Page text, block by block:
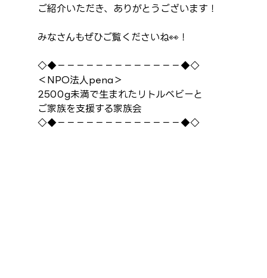
ご紹介いただき、ありがとうございます！
みなさんもぜひご覧くださいね👀！
◇◆－－－－－－－－－－－－－◆◇
＜NPO法人pena＞
2500g未満で生まれたリトルベビーと
ご家族を支援する家族会
◇◆－－－－－－－－－－－－－◆◇